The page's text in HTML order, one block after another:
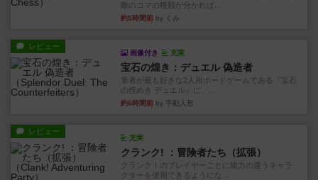
敵のコマの種類が分かれば...
約5時間前 by くみ
レビュー
画像付き 充実
宝石の煌き：デュエル 偽造者
筆者が最も好きな2人用ボードゲームである『宝石
の煌めき デュエル』に、...
約6時間前 by 手動人形
レビュー
充実
クランク! ：冒険者たち（拡張）
クランク！のプレイヤーごとに能力の違うキャラ
クターを使用できるようにな...